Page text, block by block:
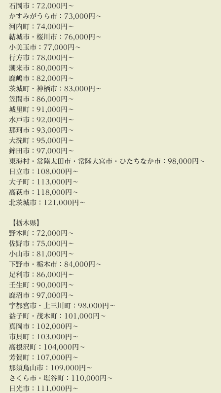
石岡市： 72,000円～
かすみがうら市： 73,000円～
河内町： 74,000円～
結城市・桜川市： 76,000円～
小美玉市： 77,000円～
行方市： 78,000円～
潮来市： 80,000円～
鹿嶋市： 82,000円～
茨城町・神栖市： 83,000円～
笠間市： 86,000円～
城里町： 91 ,000円～
水戸市： 92,000円～
那珂市： 93,000円～
大洗町： 95,000円～
鉾田市： 97,000円～
東海村・常陸太田市・常陸大宮市・ひたちなか市： 98,000円～
日立市：
108,000円～
大子町：
113,000円～
高萩市：
118,000円～
北茨城市：
121 ,000円～
【栃木県】
野木町： 72,000円～
佐野市： 75,000円～
小山市： 81,000円～
下野市・栃木市： 84,000円～
足利市： 86,000円～
壬生町： 90,000円～
鹿沼市： 97,000円～
宇都宮市・上三川町： 98,000円～
益子町・茂木町：
101,000円～
真岡市：
102,000円～
市貝町：
103,000円～
高根沢町：
104,000円～
芳賀町：
107,000円～
那須烏山市：
109,000円～
さくら市・塩谷町：
110,000円～
日光市：
,000円～